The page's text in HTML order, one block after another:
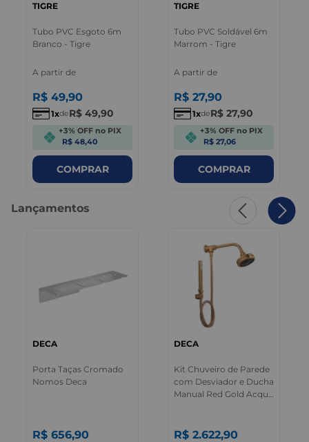
TIGRE
Tubo PVC Esgoto 6m
Branco - Tigre
A partir de
R$ 49,90
1 deR$ 49,90
+3% OFF no PIX
R$ 48,40
COMPRAR
TIGRE
Tubo PVC Soldável 6m
Marrom - Tigre
A partir de
R$ 27,90
1 deR$ 27,90
+3% OFF no PIX
R$ 27,06
COMPRAR
Lançamentos
DECA
Porta Taças Cromado
Nomos Deca
R$ 656,90
DECA
Kit Chuveiro de Parede
com Desviador e Ducha
Manual Red Gold Acqua
R$ 2.622,90